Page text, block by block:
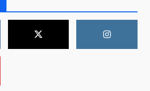
asume la administración de la
parroquia de Guarapo
5 de agosto de 2026